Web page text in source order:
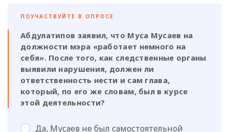
ПОУЧАСТВУЙТЕ В ОПРОСЕ
Абдулатипов заявил, что Муса Мусаев на
должности мэра «работает немного на
себя». После того, как следственные органы
выявили нарушения, должен ли
ответственность нести и сам глава,
который, по его же словам, был в курсе
этой деятельности?
Да, Мусаев не был самостоятельной